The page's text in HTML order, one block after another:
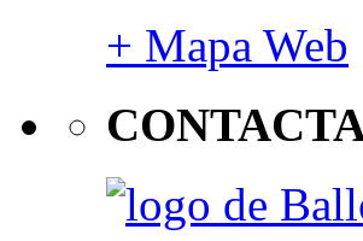
+ Mapa Web